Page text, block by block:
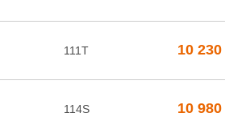
111T 10 230
114S 10 980